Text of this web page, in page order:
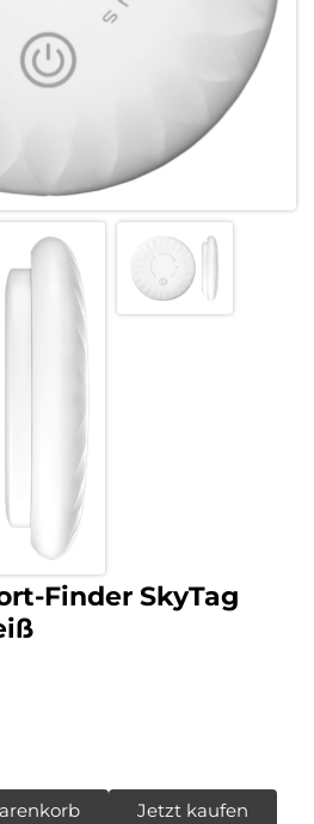
Finder SkyTag
Jetzt kaufen